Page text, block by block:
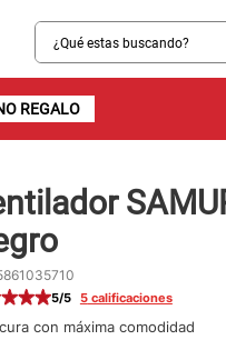
REGALO
5/5 5calificaciones
con máxima comodidad